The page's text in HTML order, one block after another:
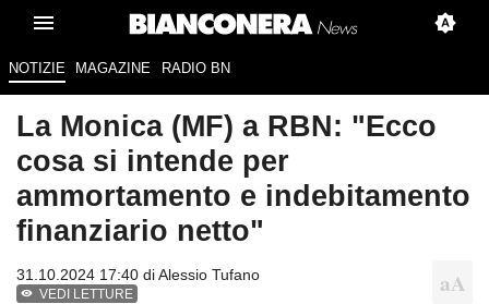
NOTIZIE MAGAZINE RADIO BN
La Monica (MF) a RBN: "Ecco
cosa si intende per
ammortamento e indebitamento
finanziario netto"
31.10.2024 17:40 diAlessio Tufano
VEDI LETTURE